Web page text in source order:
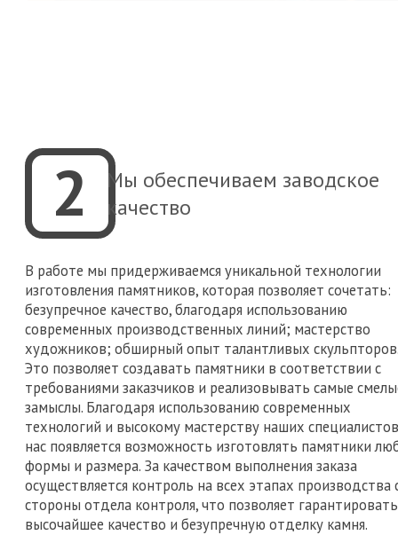
2
Мы обеспечиваем заводское
качество
В работе мы придерживаемся уникальной технологии
изготовления памятников, которая позволяет сочетать:
безупречное качество, благодаря использованию
современных производственных линий; мастерство
художников; обширный опыт талантливых скульпторов.
Это позволяет создавать памятники в соответствии с
требованиями заказчиков и реализовывать самые
замыслы. Благодаря использованию современных
технологий и высокому мастерству наших
нас появляется возможность изготовлять памятники
формы и размера. За качеством выполнения заказа
осуществляется контроль на всех этапах производства
стороны отдела контроля, что позволяет гарантировать
высочайшее качество и безупречную отделку камня.